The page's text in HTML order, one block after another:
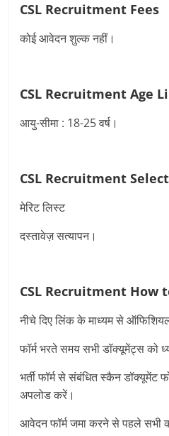
CSL Recruitment Fees
कोई आवेदन शुल्‍क नहीं।
CSL RecruitmentAge
आयु-सीमा : 18-25 वर्ष।
CSL Recruitment
मेरिट लिस्‍ट
दस्तावेज़ सत्यापन।
CSL Recruitment How
नीचे दिए लिंक के माध्यम से
फॉर्म भरते समय सभी डॉक्यूमेंट्स को
भर्ती फॉर्म से संबंधित स्कैन
अपलोड करें।
आवेदन फॉर्म जमा करने से पहले सभी